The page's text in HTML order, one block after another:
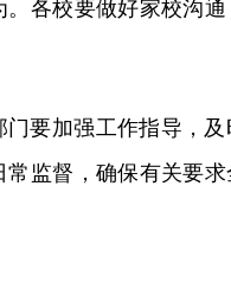
各校要做好家校沟
门要加强工作指导，
监督，确保有关要